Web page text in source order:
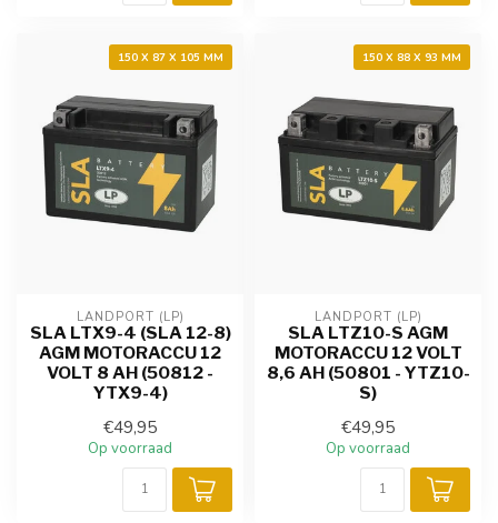
150 X 87 X 105 MM
LANDPORT (LP)
SLA LTX9-4 (SLA 12-8)
AGM MOTORACCU 12
VOLT 8 AH (50812 -
YTX9-4)
€49,95
Op voorraad
150 X 88 X 93 MM
LANDPORT (LP)
SLA LTZ10-S AGM
MOTORACCU 12 VOLT
8,6 AH (50801 - YTZ10-
S)
€49,95
Op voorraad